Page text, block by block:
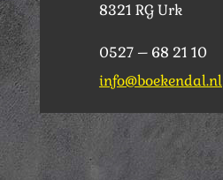
8321 RG Urk
0527 – 68 21 10
info@boekendal.nl